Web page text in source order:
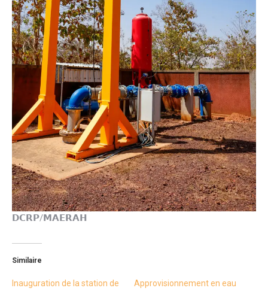
𝗗𝗖𝗥𝗣/𝗠𝗔𝗘𝗥𝗔𝗛
Similaire
Inauguration de la station de
Approvisionnement en eau